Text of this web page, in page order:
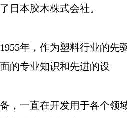
了日本胶木株式会社。
1955年，作为塑料行业的先
面的专业知识和先进的设
备，一直在开发用于各个领